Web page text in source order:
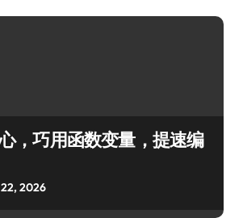
，巧用函数变量，提速编
22, 2026